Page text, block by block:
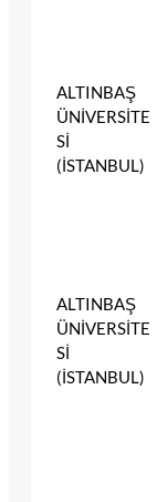
ALTINBAŞ
ÜNİVERSİTE
Sİ
(İSTANBUL)
ALTINBAŞ
ÜNİVERSİTE
Sİ
(İSTANBUL)